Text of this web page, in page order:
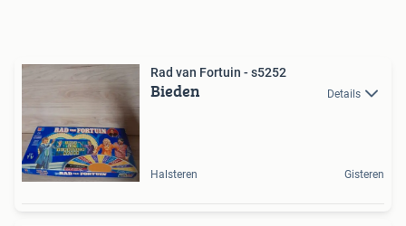
Rad van Fortuin - s5252
Bieden Details
Halsteren Gisteren